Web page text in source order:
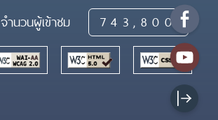
จำนวนผู้เข้าชม 743,800